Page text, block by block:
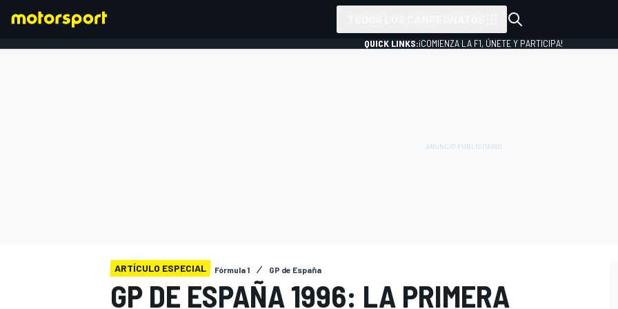
QUICK LINKS:¡COMIENZA LA F1, ÚNETE Y PARTICIPA!
ARTÍCULO ESPECIAL Fórmula 1 GP de España
GP DE ESPAÑA 1996: LA PRIMERA